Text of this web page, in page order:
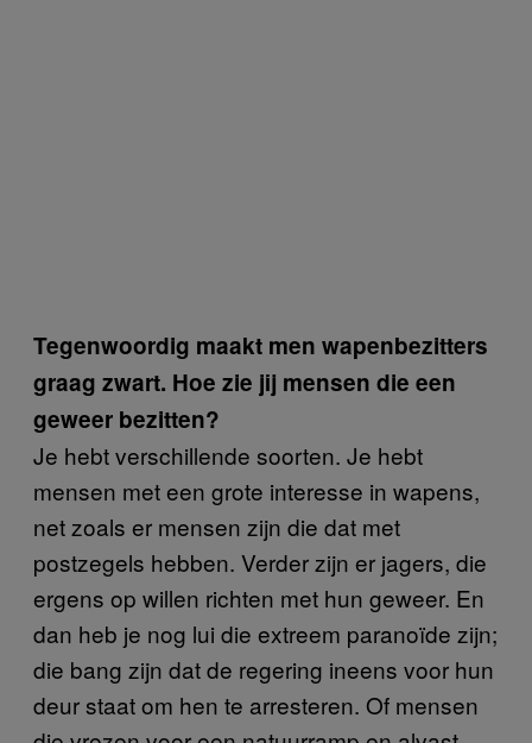
Tegenwoordig maakt men wapenbezitters
graag zwart. Hoe zie jij mensen die een
geweer bezitten?
Je hebt verschillende soorten. Je hebt
mensen met een grote interesse in wapens,
net zoals er mensen zijn die dat met
postzegels hebben. Verder zijn er jagers, die
ergens op willen richten met hun geweer. En
dan heb je nog lui die extreem paranoïde zijn;
die bang zijn dat de regering ineens voor hun
deur staat om hen te arresteren. Of mensen